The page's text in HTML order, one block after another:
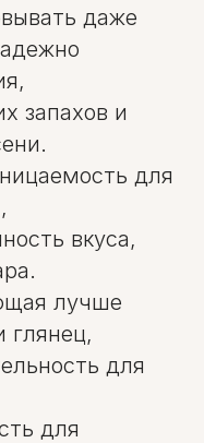
даже
запахов и
для
вкуса,
лучше
глянец,
для
для